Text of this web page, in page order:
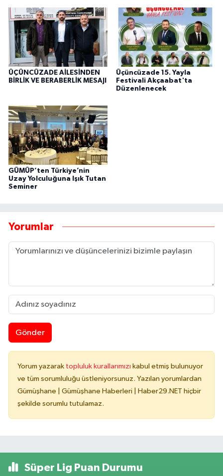
ÜÇÜNCÜZADE AİLESİNDEN
BİRLİK VE BERABERLİK MESAJI
Üçüncüzade 15. Yayla
Festivali Akçaabat'ta
Düzenlenecek
GÜMÜP’ten Türkiye’nin
Uzay Yolculuğuna Işık Tutan
Seminer
Yorumlar
Gönder
Yorum yazarak topluluk kurallarımızı kabul etmiş bulunuyor
ve tüm sorumluluğu üstleniyorsunuz. Yazılan yorumlardan
Gümüşhane | Gümüşhane Haberleri | Haber29.NET hiçbir
şekilde sorumlu tutulamaz.
Süper Lig Puan Durumu